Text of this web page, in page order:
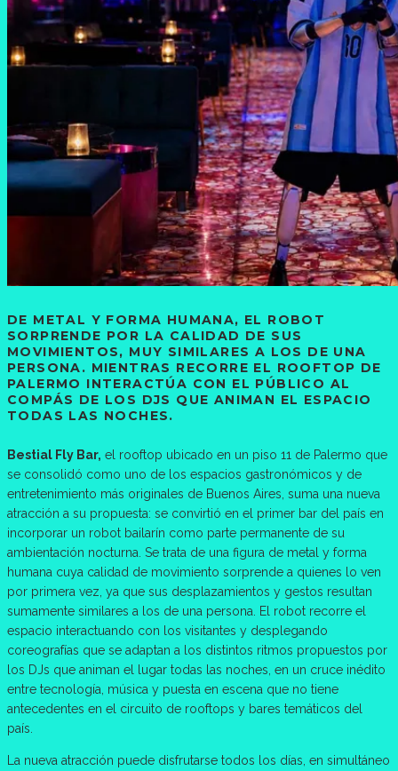
DE METAL Y FORMA HUMANA, EL ROBOT
SORPRENDE POR LA CALIDAD DE SUS
MOVIMIENTOS, MUY SIMILARES A LOS DE UNA
PERSONA. MIENTRAS RECORRE EL ROOFTOP DE
PALERMO INTERACTÚA CON EL PÚBLICO AL
COMPÁS DE LOS DJS QUE ANIMAN EL ESPACIO
TODAS LAS NOCHES.
Bestial Fly Bar, el rooftop ubicado en un piso 11 de Palermo que
se consolidó como uno de los espacios gastronómicos y de
entretenimiento más originales de Buenos Aires, suma una nueva
atracción a su propuesta: se convirtió en el primer bar del país en
incorporar un robot bailarín como parte permanente de su
ambientación nocturna. Se trata de una figura de metal y forma
humana cuya calidad de movimiento sorprende a quienes lo ven
por primera vez, ya que sus desplazamientos y gestos resultan
sumamente similares a los de una persona. El robot recorre el
espacio interactuando con los visitantes y desplegando
coreografías que se adaptan a los distintos ritmos propuestos por
los DJs que animan el lugar todas las noches, en un cruce inédito
entre tecnología, música y puesta en escena que no tiene
antecedentes en el circuito de rooftops y bares temáticos del
país.
La nueva atracción puede disfrutarse todos los días, en simultáneo